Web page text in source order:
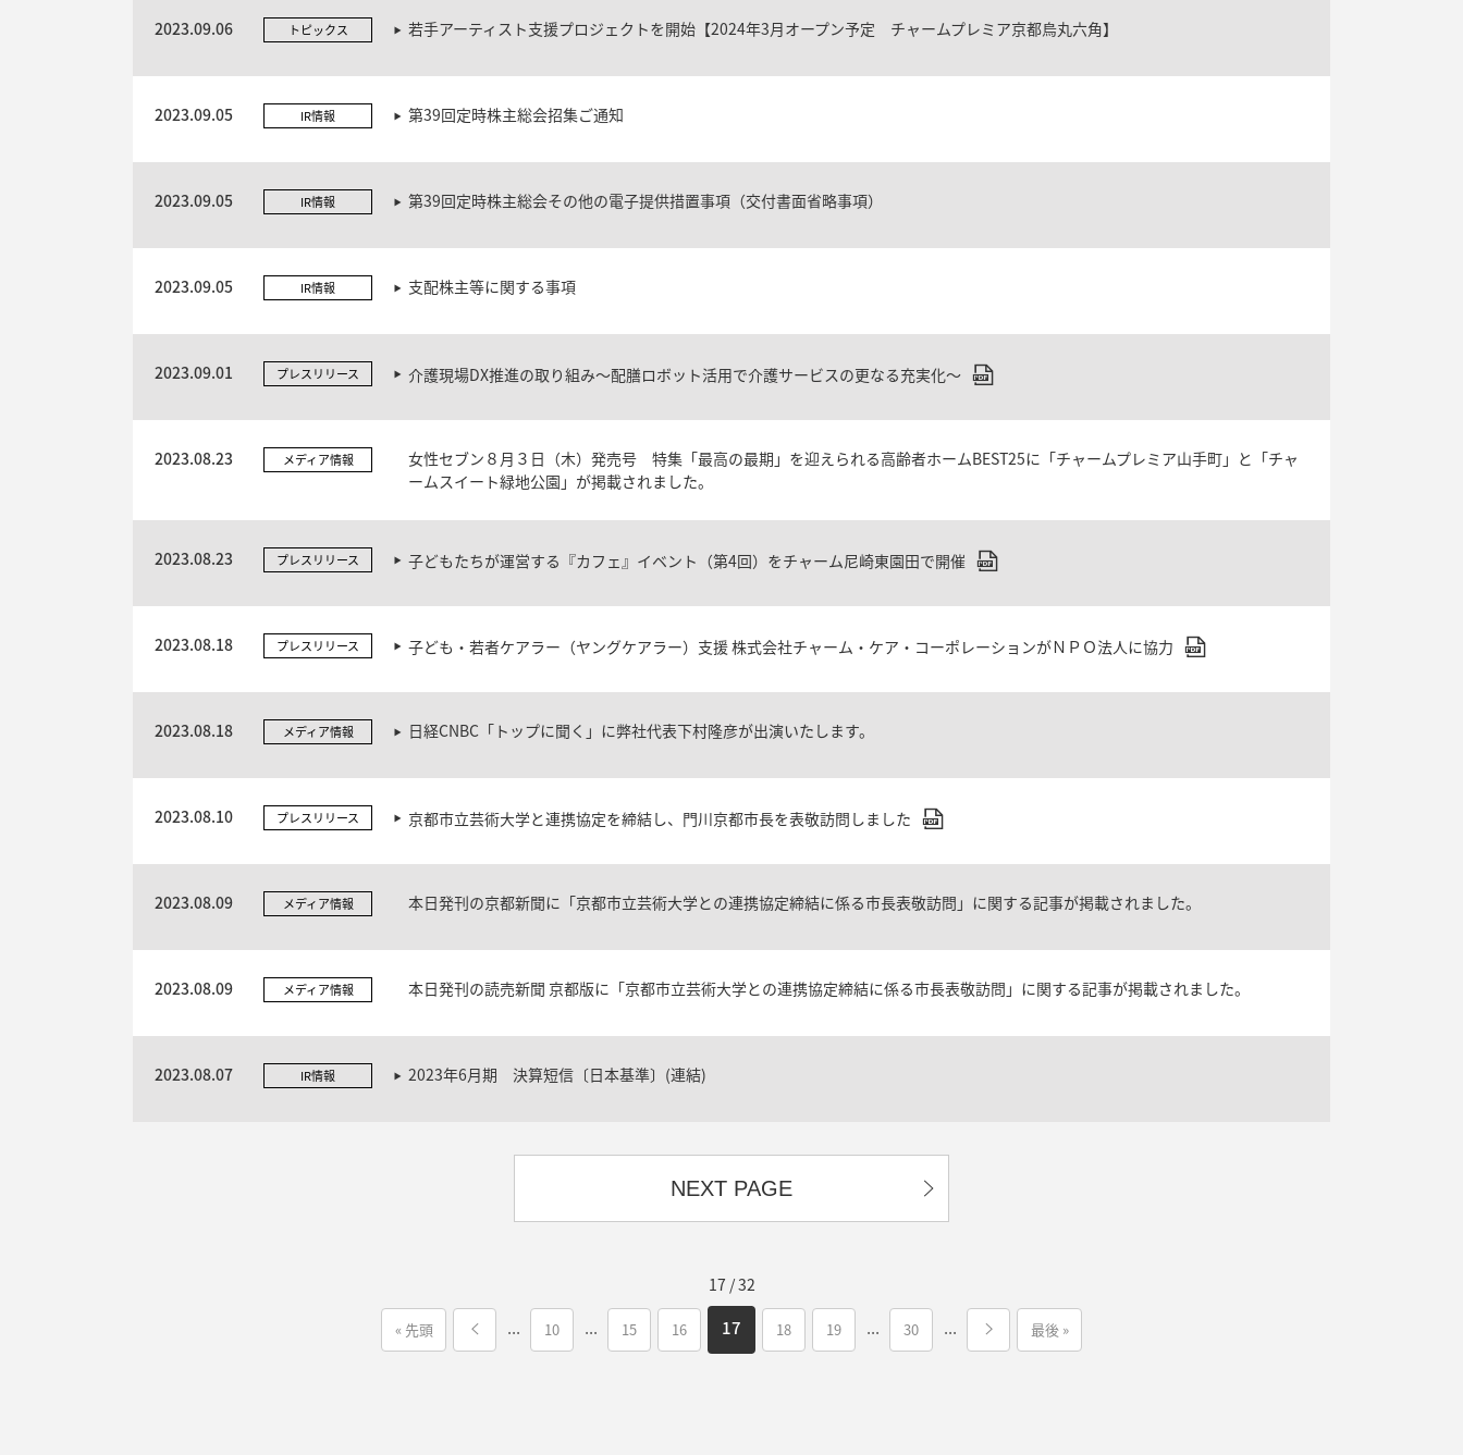
2023.09.06 トピックス 若手アーティスト支援プロジェクトを開始【2024年3月オープン予定 チャームプレミア京都烏丸六角】
2023.09.05 IR情報 第39回定時株主総会招集ご通知
2023.09.05 IR情報 第39回定時株主総会その他の電子提供措置事項（交付書面省略事項）
2023.09.05 IR情報 支配株主等に関する事項
2023.09.01 プレスリリース 介護現場DX推進の取り組み～配膳ロボット活用で介護サービスの更なる充実化～
2023.08.23 メディア情報
女性セブン８月３日（木）発売号 特集「最高の最期」を迎えられる高齢者ホームBEST25に「チャームプレミア山手町」と「チャ
ームスイート緑地公園」が掲載されました。
2023.08.23 プレスリリース 子どもたちが運営する『カフェ』イベント（第4回）をチャーム尼崎東園田で開催
2023.08.18 プレスリリース 子ども・若者ケアラー（ヤングケアラー）支援 株式会社チャーム・ケア・コーポレーションがＮＰＯ法人に協力
2023.08.18 メディア情報 日経CNBC「トップに聞く」に弊社代表下村隆彦が出演いたします。
2023.08.10 プレスリリース 京都市立芸術大学と連携協定を締結し、門川京都市長を表敬訪問しました
2023.08.09 メディア情報 本日発刊の京都新聞に「京都市立芸術大学との連携協定締結に係る市長表敬訪問」に関する記事が掲載されました。
2023.08.09 メディア情報 本日発刊の読売新聞 京都版に「京都市立芸術大学との連携協定締結に係る市長表敬訪問」に関する記事が掲載されました。
2023.08.07 IR情報 2023年6月期 決算短信〔日本基準〕(連結)
NEXT PAGE
17 / 32
« 先頭 ... 10 ... 15 16 17 18 19 ... 30 ... 最後 »